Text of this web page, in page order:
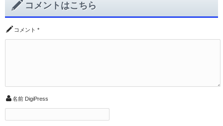
コメントはこちら
コメント *
名前 DigiPress